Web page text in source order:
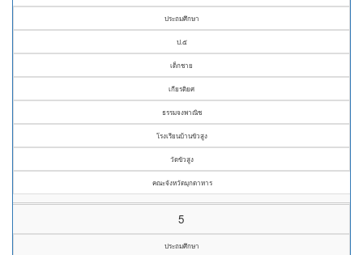
ประถมศึกษา
ป.๕
เด็กชาย
เกียรติยศ
ธรรมจงพาณิช
โรงเรียนบ้านขัวสูง
วัดขัวสูง
คณะจังหวัดมุกดาหาร
5
ประถมศึกษา